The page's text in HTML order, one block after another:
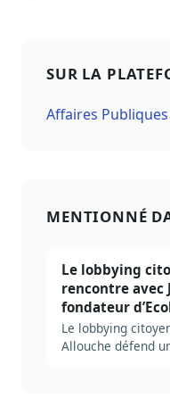
SUR LA
Affaires
MENTIONNÉ
Le lobbying
rencontre avec
fondateur
Le lobbying
Allouche défend